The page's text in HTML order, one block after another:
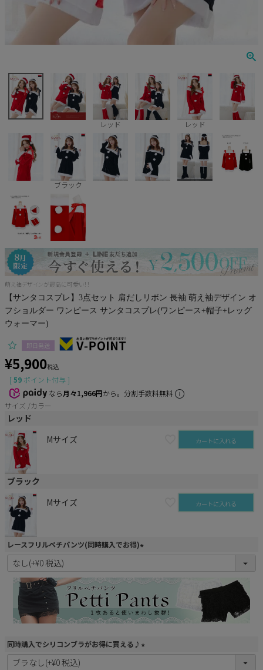
悪魔
花魁
ゾンビ
サンタ
コスプレ小物
レッド レッド
ブラック
萌え袖デザインが最高に可愛い！！
【サンタコスプレ】3点セット 肩だしリボン 長袖 萌え袖デザイン オ
フショルダー ワンピース サンタコスプレ(ワンピース+帽子+レッグ
ウォーマー)
即日発送
¥5,900税込
[59 ポイント付与 ]
なら月々1,966円から。分割手数料無料
サイズ カラー
レッド
Mサイズ
カートに入れる
ブラック
Mサイズ
カートに入れる
レースフリルペチパンツ(同時購入でお得)
(
須
同時購入でシリコンブラがお得に買える♪
(